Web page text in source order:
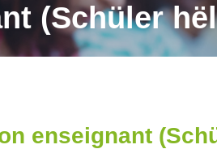
(Schüler
enseignant